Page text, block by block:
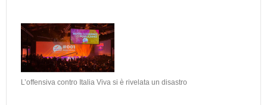
L’offensiva contro Italia Viva si è rivelata un disastro